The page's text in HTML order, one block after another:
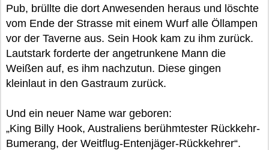
Pub, brüllte die dort Anwesenden heraus und löschte
vom Ende der Strasse mit einem Wurf alle Öllampen
vor der Taverne aus. Sein Hook kam zu ihm zurück.
Lautstark forderte der angetrunkene Mann die
Weißen auf, es ihm nachzutun. Diese gingen
kleinlaut in den Gastraum zurück.
Und ein neuer Name war geboren:
„King Billy Hook, Australiens berühmtester Rückkehr-
Bumerang, der Weitflug-Entenjäger-Rückkehrer“.